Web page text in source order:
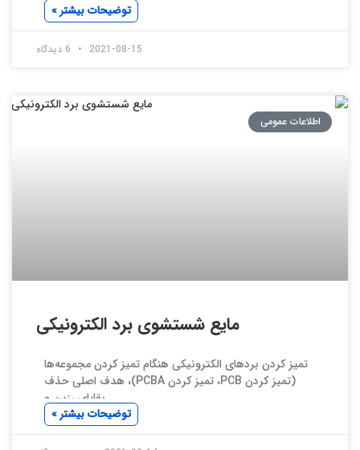
توضیحات بیشتر »
2021-08-15
اطلاعات عمومی
مایع شستشوی برد الکترونیکی
تمیز کردن بردهای الکترونیکی هنگام تمیز کردن مجموعه‌ها
(تمیز کردن PCB، تمیز کردن PCBA)، هدف اصلی حذف
بقایای رزین و
توضیحات بیشتر »